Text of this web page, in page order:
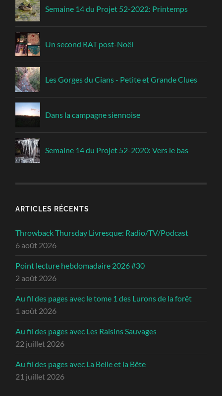
Semaine 14 du Projet 52-2022: Printemps
Un second RAT post-Noël
Les Gorges du Cians - Petite et Grande Clues
Dans la campagne siennoise
Semaine 14 du Projet 52-2020: Vers le bas
ARTICLES RÉCENTS
Throwback Thursday Livresque: Radio/TV/Podcast
6 août 2026
Point lecture hebdomadaire 2026 #30
2 août 2026
Au fil des pages avec le tome 1 des Lurons de la forêt
1 août 2026
Au fil des pages avec Les Raisins Sauvages
22 juillet 2026
Au fil des pages avec La Belle et la Bête
21 juillet 2026